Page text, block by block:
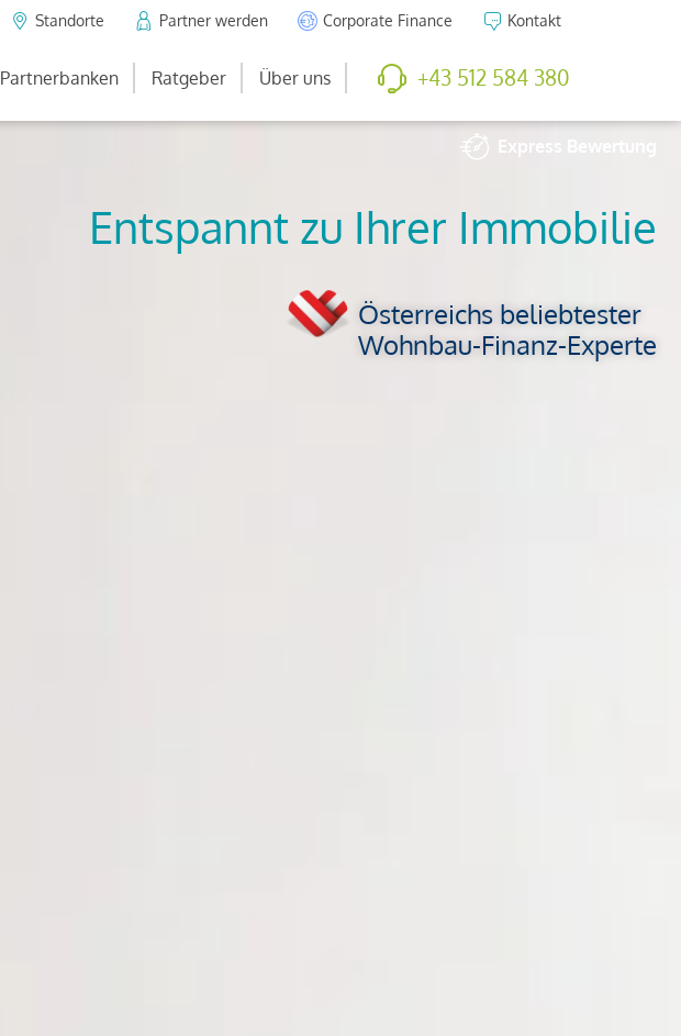
Standorte Partner werden Corporate Finance Kontakt
Partnerbanken Ratgeber Über uns +43 512 584 380
Express
So viel ist Ihre
Österreichs beliebtester